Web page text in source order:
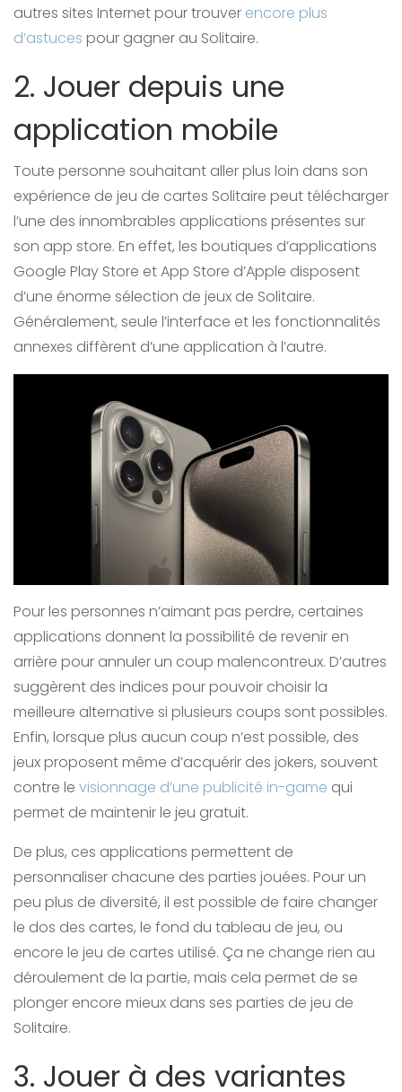
autres sites Internet pour trouver encore plus
d’astuces pour gagner au Solitaire.
2. Jouer depuis une
application mobile
Toute personne souhaitant aller plus loin dans son
expérience de jeu de cartes Solitaire peut télécharger
l’une des innombrables applications présentes sur
son app store. En effet, les boutiques d’applications
Google Play Store et App Store d’Apple disposent
d’une énorme sélection de jeux de Solitaire.
Généralement, seule l’interface et les fonctionnalités
annexes diffèrent d’une application à l’autre.
Pour les personnes n’aimant pas perdre, certaines
applications donnent la possibilité de revenir en
arrière pour annuler un coup malencontreux. D’autres
suggèrent des indices pour pouvoir choisir la
meilleure alternative si plusieurs coups sont possibles.
Enfin, lorsque plus aucun coup n’est possible, des
jeux proposent même d’acquérir des jokers, souvent
contre le visionnage d’une publicité in-game qui
permet de maintenir le jeu gratuit.
De plus, ces applications permettent de
personnaliser chacune des parties jouées. Pour un
peu plus de diversité, il est possible de faire changer
le dos des cartes, le fond du tableau de jeu, ou
encore le jeu de cartes utilisé. Ça ne change rien au
déroulement de la partie, mais cela permet de se
plonger encore mieux dans ses parties de jeu de
Solitaire.
3. Jouer à des variantes